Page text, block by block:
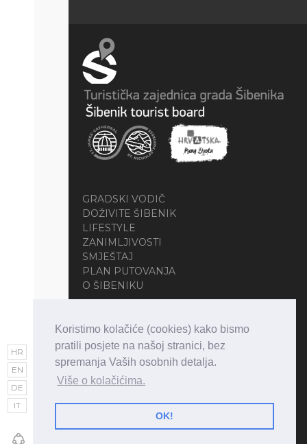
Koristimo kolačiće (cookies) kako bismo
pratili posjete na našoj stranici, bez
spremanja Vaših osobnih detalja.
Više o kolačićima.
OK!
HR
EN
DE
IT
GRADSKI VODIČ
DOŽIVITE ŠIBENIK
LIFESTYLE
ZANIMLJIVOSTI
SMJEŠTAJ
PLAN PUTOVANJA
O ŠIBENIKU
Rights Reserved
Web design and development:MEDIAN